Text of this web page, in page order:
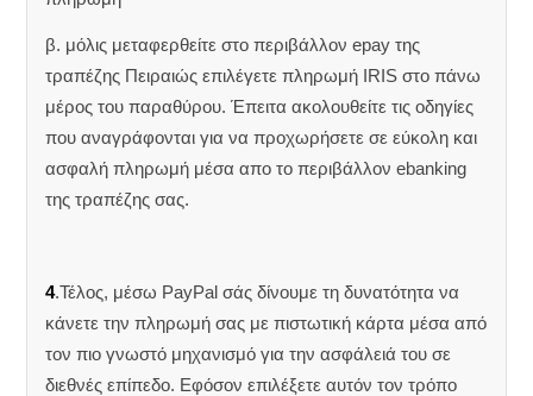
β. μόλις μεταφερθείτε στο περιβάλλον epay της
τραπέζης Πειραιώς επιλέγετε πληρωμή IRIS στο πάνω
μέρος του παραθύρου. Έπειτα ακολουθείτε τις οδηγίες
που αναγράφονται για να προχωρήσετε σε εύκολη και
ασφαλή πληρωμή μέσα απο το περιβάλλον ebanking
της τραπέζης σας.
4.Τέλος, μέσω PayPal σάς δίνουμε τη δυνατότητα να
κάνετε την πληρωμή σας με πιστωτική κάρτα μέσα από
τον πιο γνωστό μηχανισμό για την ασφάλειά του σε
διεθνές επίπεδο. Εφόσον επιλέξετε αυτόν τον τρόπο